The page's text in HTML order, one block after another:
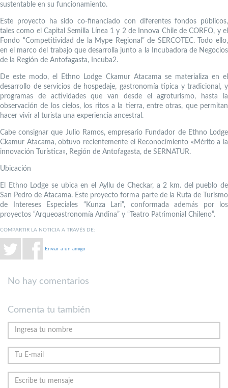
sustentable en su funcionamiento.
Este proyecto ha sido co-financiado con diferentes fondos públicos,
tales como el Capital Semilla Línea 1 y 2 de Innova Chile de CORFO, y el
Fondo “Competitividad de la Mype Regional” de SERCOTEC. Todo ello,
en el marco del trabajo que desarrolla junto a la Incubadora de Negocios
de la Región de Antofagasta, Incuba2.
De este modo, el Ethno Lodge Ckamur Atacama se materializa en el
desarrollo de servicios de hospedaje, gastronomía típica y tradicional, y
programas de actividades que van desde el agroturismo, hasta la
observación de los cielos, los ritos a la tierra, entre otras, que permitan
hacer vivir al turista una experiencia ancestral.
Cabe consignar que Julio Ramos, empresario Fundador de Ethno Lodge
Ckamur Atacama, obtuvo recientemente el Reconocimiento «Mérito a la
innovación Turística», Región de Antofagasta, de SERNATUR.
Ubicación
El Ethno Lodge se ubica en el Ayllu de Checkar, a 2 km. del pueblo de
San Pedro de Atacama. Este proyecto forma parte de la Ruta de Turismo
de Intereses Especiales “Kunza Lari”, conformada además por los
proyectos “Arqueoastronomía Andina” y “Teatro Patrimonial Chileno”.
COMPARTIR LA NOTICIA A TRAVÉS DE:
Enviar a un amigo
No hay comentarios
Comenta tu también